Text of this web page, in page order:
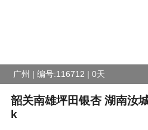
广州 | 编号:116712 | 0天
韶关南雄坪田银杏 湖南汝
k